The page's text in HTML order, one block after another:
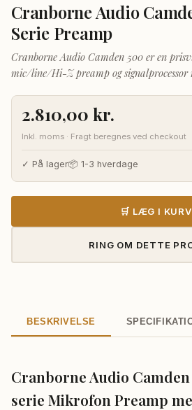
Cranborne Audio
Serie Preamp
Cranborne Audio Camden 500 er en
mic/line/Hi-Z preamp og signalprocessor
-129.5dBu) og frekvens/fase-linearitet
Unikt udstyret med "Mojo" — to diskrete
(Thump og Cream) der tilføjer vintage
efter behov, med ægte bypass for pristine
optagelser.SpecifikationerFuldt diskret,
preampGain: Mic 8-68dB, Line 0-
<-129.5dBu (150Ω, uvægtet)THD+N:
gain)Frekvensrespons: <±1dB,
2.810,00 kr.
Inkl. moms · Fragt beregnes ved checkout
✓ På lager📦 1-3 hverdage
🛒 LÆG I KURV
RING OM DETTE
BESKRIVELSE
Cranborne Audio
serie Mikrofon Preamp